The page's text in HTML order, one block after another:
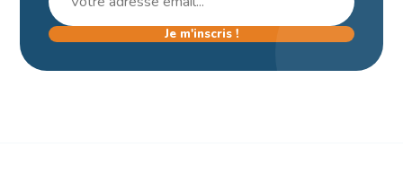
Je m'inscris !